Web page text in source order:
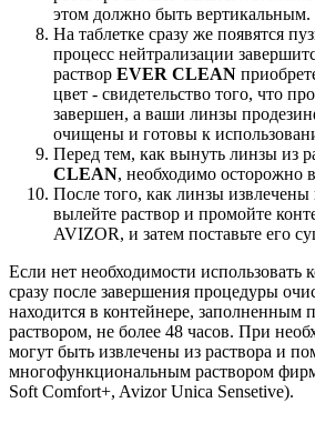
этом должно быть вертикальным.
На таблетке сразу же появятся
процесс нейтрализации
раствор EVER CLEAN
цвет - свидетельство того, что
завершен, а ваши линзы
очищены и готовы к
Перед тем, как вынуть линзы из
CLEAN, необходимо осторожно
После того, как линзы извлечены
вылейте раствор и промойте
AVIZOR, и затем поставьте его
Если нет необходимости использовать
сразу после завершения процедуры
находится в контейнере, заполненным
раствором, не более 48 часов. При
могут быть извлечены из раствора и
многофункциональным раствором
Soft Comfort+, Avizor Unica Sensetive).